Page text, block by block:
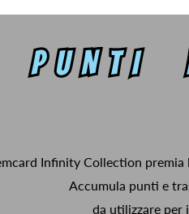
Infinity Collection
Accumula punti e
da utilizzare